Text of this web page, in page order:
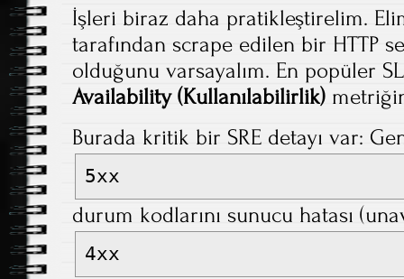
İşleri biraz daha pratikleştirelim.
tarafından scrape edilen bir HTTP
olduğunu varsayalım. En popüler
Availability (Kullanılabilirlik)
Burada kritik bir SRE detayı var:
5xx
durum kodlarını sunucu hatası
4xx